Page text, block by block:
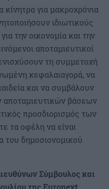
για μακροχρόνια
ιδιωτικούς
την οικονομία και την
αποταμιευτικοί
τη συμμετοχή
κεφαλαιαγορά, να
και να συμβάλουν
αποταμιευτικών βάσεων
προσδιορισμός των
τα οφέλη να είναι
του δημοσιονομικού
Σύμβουλος και
της Euronext